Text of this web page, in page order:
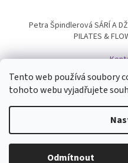
Tento web používá soubory
tohoto webu vyjadřujete
Odmítnout
Petra Špindlerová SÁRÍ A
PILATES &
Copyright 2026INYOGA SHOP